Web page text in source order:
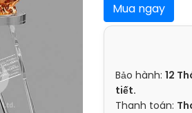
Mua ngay
Bảo hành: 12
tiết.
Thanh toán: